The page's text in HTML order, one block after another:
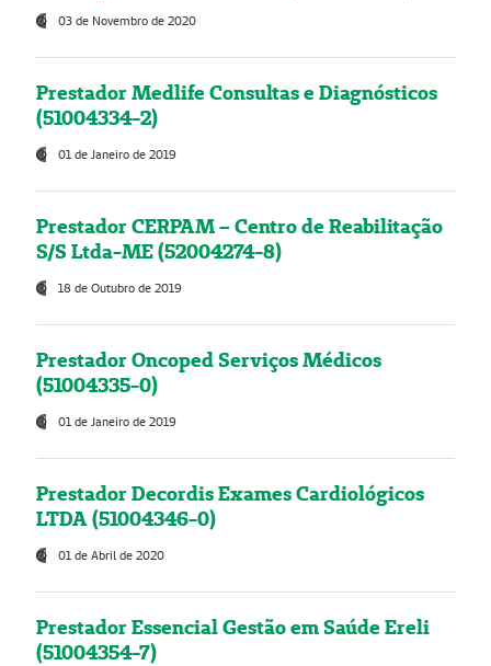
03 de Novembro de 2020
Prestador Medlife Consultas e Diagnósticos
(51004334-2)
01 de Janeiro de 2019
Prestador CERPAM – Centro de Reabilitação
S/S Ltda-ME (52004274-8)
18 de Outubro de 2019
Prestador Oncoped Serviços Médicos
(51004335-0)
01 de Janeiro de 2019
Prestador Decordis Exames Cardiológicos
LTDA (51004346-0)
01 de Abril de 2020
Prestador Essencial Gestão em Saúde Ereli
(51004354-7)